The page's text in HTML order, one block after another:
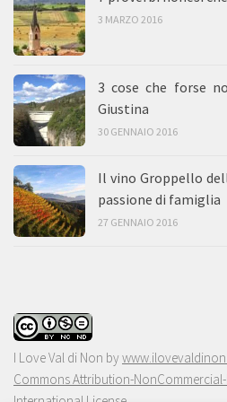
3 MARZO 2016
3 cose che forse
Giustina
30 GENNAIO 2016
Il vino Groppello
passione di famiglia
27 GENNAIO 2016
I Love Val di Non by
Commons Attribution-